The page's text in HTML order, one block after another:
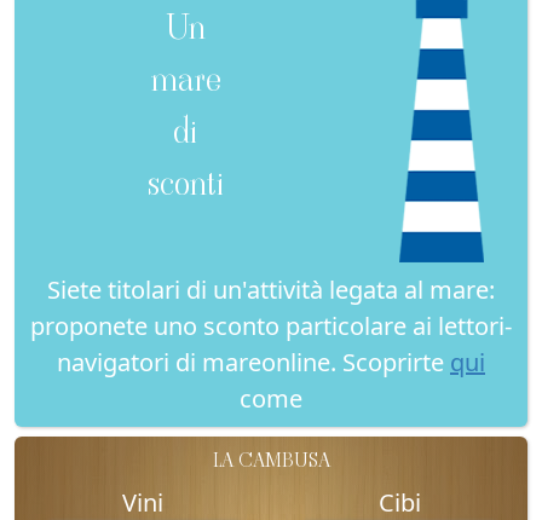
Un
mare
di
sconti
Siete titolari di un'attività legata al mare:
proponete uno sconto particolare ai lettori-
navigatori di mareonline. Scoprirte qui
come
LA CAMBUSA
Vini Cibi